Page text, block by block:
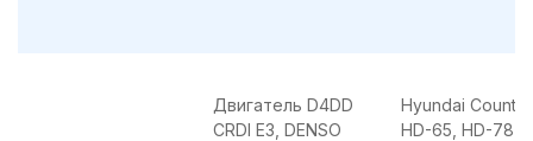
Двигатель D4DD
CRDI E3, DENSO
Hyundai County,
HD-65, HD-78